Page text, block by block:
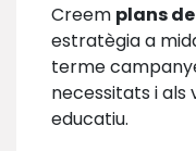
Creem plans
estratègia a
terme
necessitats i
educatiu.